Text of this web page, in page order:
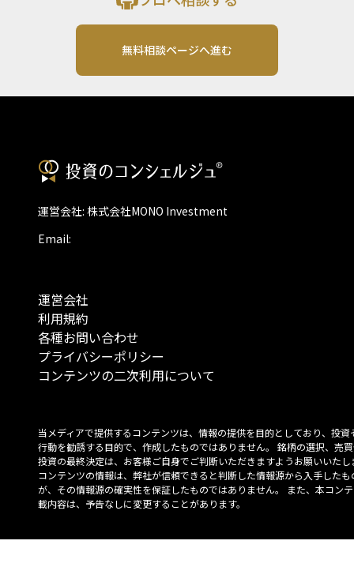
無料相談ページへ進む
運営会社: 株式会社MONO Investment
Email:
運営会社
利用規約
各種お問い合わせ
プライバシーポリシー
コンテンツの二次利用について
当メディアで提供するコンテンツは、情報の提供を目的としており、投資
行動を勧誘する目的で、作成したものではありません。 銘柄の選択、売
投資の最終決定は、お客様ご自身でご判断いただきますようお願いいたし
コンテンツの情報は、弊社が信頼できると判断した情報源から入手したも
が、その情報源の確実性を保証したものではありません。 また、本コン
載内容は、予告なしに変更することがあります。